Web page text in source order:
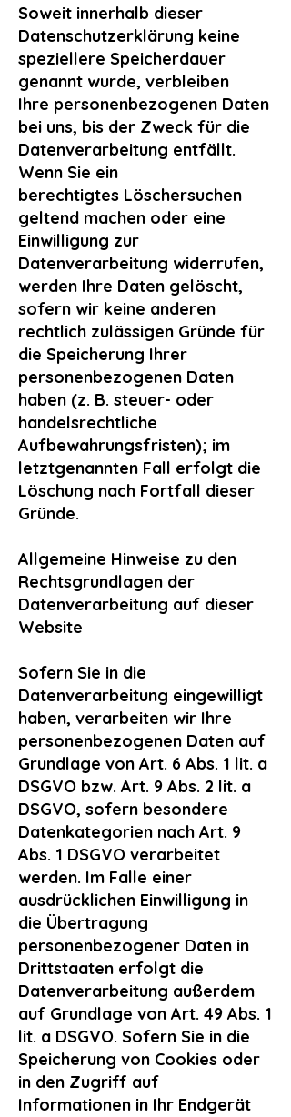
Soweit innerhalb dieser
Datenschutzerklärung keine
speziellere Speicherdauer
genannt wurde, verbleiben
Ihre personenbezogenen Daten
bei uns, bis der Zweck für die
Datenverarbeitung entfällt.
Wenn Sie ein
berechtigtes Löschersuchen
geltend machen oder eine
Einwilligung zur
Datenverarbeitung widerrufen,
werden Ihre Daten gelöscht,
sofern wir keine anderen
rechtlich zulässigen Gründe für
die Speicherung Ihrer
personenbezogenen Daten
haben (z. B. steuer- oder
handelsrechtliche
Aufbewahrungsfristen); im
letztgenannten Fall erfolgt die
Löschung nach Fortfall dieser
Gründe.
Allgemeine Hinweise zu den
Rechtsgrundlagen der
Datenverarbeitung auf dieser
Website
Sofern Sie in die
Datenverarbeitung eingewilligt
haben, verarbeiten wir Ihre
personenbezogenen Daten auf
Grundlage von Art. 6 Abs. 1 lit. a
DSGVO bzw. Art. 9 Abs. 2 lit. a
DSGVO, sofern besondere
Datenkategorien nach Art. 9
Abs. 1 DSGVO verarbeitet
werden. Im Falle einer
ausdrücklichen Einwilligung in
die Übertragung
personenbezogener Daten in
Drittstaaten erfolgt die
Datenverarbeitung außerdem
auf Grundlage von Art. 49 Abs. 1
lit. a DSGVO. Sofern Sie in die
Speicherung von Cookies oder
in den Zugriff auf
Informationen in Ihr Endgerät